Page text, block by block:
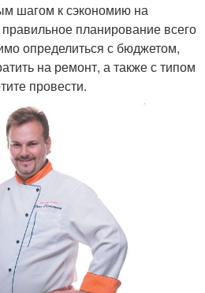
шагом к сэкономию на
планирование всего
определиться с бюджетом,
на ремонт, а также с типом
провести.